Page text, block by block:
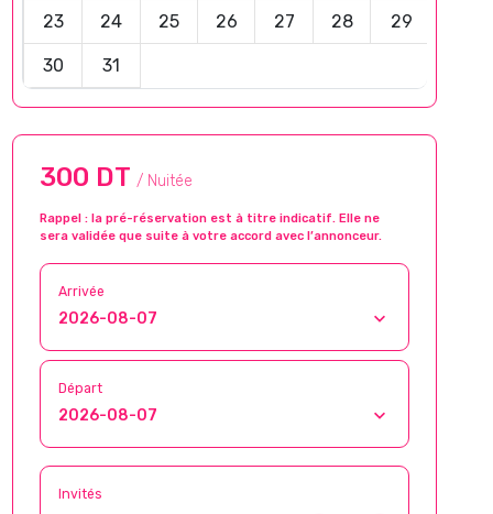
23 24 25 26 27 28 29
30 31
300 DT / Nuitée
Rappel : la pré-réservation est à titre indicatif. Elle ne
sera validée que suite à votre accord avec l’annonceur.
Arrivée
Départ
Invités